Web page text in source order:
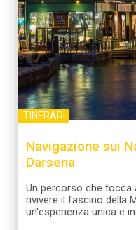
ITINERARI
Navigazione sui
Darsena
Un percorso che tocca
rivivere il fascino della
un'esperienza unica e